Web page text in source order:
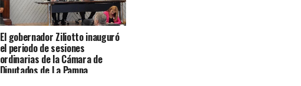
El gobernador Ziliotto inauguró
el periodo de sesiones
ordinarias de la Cámara de
Diputados de La Pampa